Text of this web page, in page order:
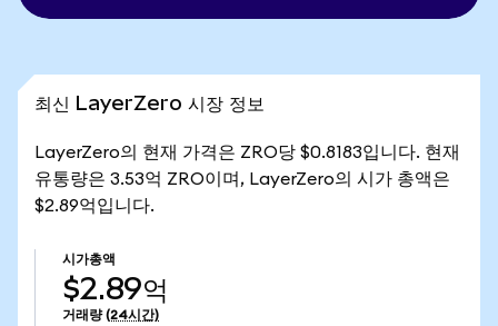
최신 LayerZero 시장 정보
LayerZero의 현재 가격은 ZRO당 $0.8183입니다. 현재
유통량은 3.53억 ZRO이며, LayerZero의 시가 총액은
$2.89억입니다.
시가총액
$2.89억
거래량 (24시간)